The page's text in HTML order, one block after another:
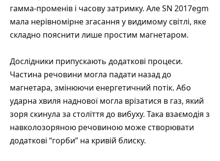
гамма-променів і часову затримку. Але SN 2017egm
мала нерівномірне згасання у видимому світлі, яке
складно пояснити лише простим магнетаром.
Дослідники припускають додаткові процеси.
Частина речовини могла падати назад до
магнетара, змінюючи енергетичний потік. Або
ударна хвиля наднової могла врізатися в газ, який
зоря скинула за століття до вибуху. Така взаємодія з
навколозоряною речовиною може створювати
додаткові “горби” на кривій блиску.